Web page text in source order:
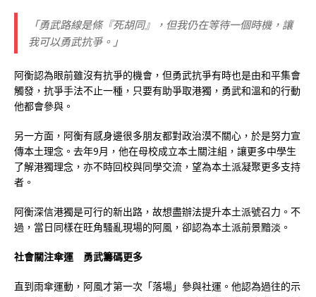
「勇武路線是條『死胡同』，但我仍在等待一個時機，讓
我可以勇武抗爭。」
阿衡認為眼前雖沒有抗爭的機會，但勇武抗爭有時也是由和平集會
觸發，抗爭手法不止一種，只要有助爭取港獨，勇武和溫和的行動
他都會參與。
另一方面，阿衡有感身邊很多朋友都對政治漠不關心，於是努力宣
傳本土理念。去年9月，他在母校成立本土關注組，讓更多中學生
了解港獨理念，亦不時回校與同學交流，望為本土派凝聚更多支持
者。
阿衡深信港獨是可行的新出路，故想盡辦法提升本土派號召力。不
過，當日同樣在旺角騷亂現場的阿風，卻認為本土派前景黯淡。
社會關注傘運 勇武籌碼更多
直到雨傘運動，阿風才第一次「落場」參與社運。他認為過往的示